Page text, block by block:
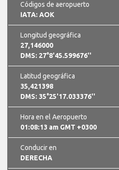
Códigos de aeropuerto
IATA: AOK
Longitud geográfica
27,146000
DMS: 27°8'45.599676''
Latitud geográfica
35,421398
DMS: 35°25'17.033376''
Hora en el Aeropuerto
01:08:13 am GMT +0300
Conducir en
DERECHA